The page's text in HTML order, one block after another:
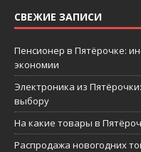
СВЕЖИЕ ЗАПИСИ
Пенсионер в Пятёрочке:
экономии
Электроника из
выбору
На какие товары в
Распродажа новогодних